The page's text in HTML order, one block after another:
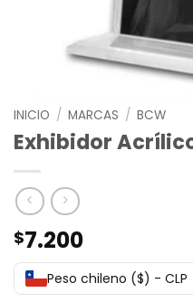
INICIO / MARCAS / BCW
Exhibidor
$7.200
Peso chileno ($) - CLP